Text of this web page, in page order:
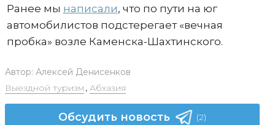
Ранее мы написали, что по пути на юг
автомобилистов подстерегает «вечная
пробка» возле Каменска-Шахтинского.
Автор: Алексей Денисенков
Выездной туризм , Абхазия
Обсудить новость (2)